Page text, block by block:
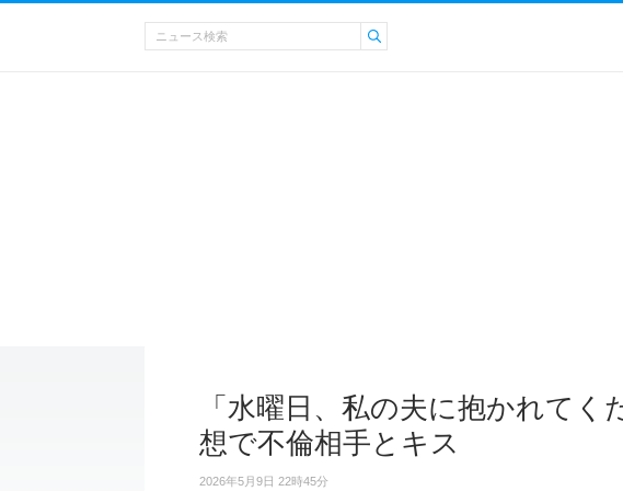
「水曜日、私の夫に抱かれてく
想で不倫相手とキス
2026年5月9日 22時45分